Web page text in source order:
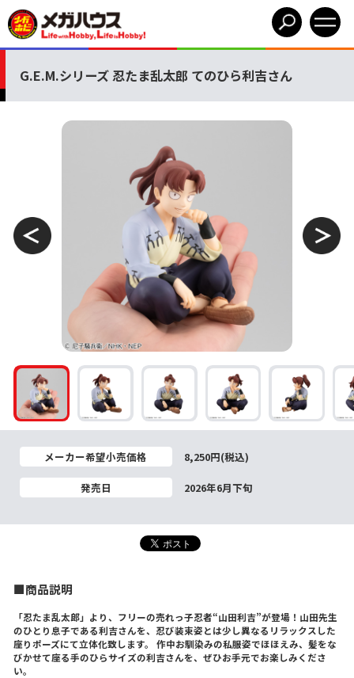
G.E.M.シリーズ 忍たま乱太郎 てのひら利吉さん
メーカー希望小売価格 8,250円(税込)
発売日 2026年6月下旬
■商品説明
「忍たま乱太郎」より、フリーの売れっ子忍者“山田利吉”が登場！山田先生
のひとり息子である利吉さんを、忍び装束姿とは少し異なるリラックスした
座りポーズにて立体化致します。 作中お馴染みの私服姿でほほえみ、髪をな
びかせて座る手のひらサイズの利吉さんを、ぜひお手元でお楽しみくださ
い。